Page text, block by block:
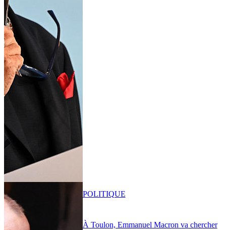
À Toulon, Emmanuel Macron va chercher
POLITIQUE